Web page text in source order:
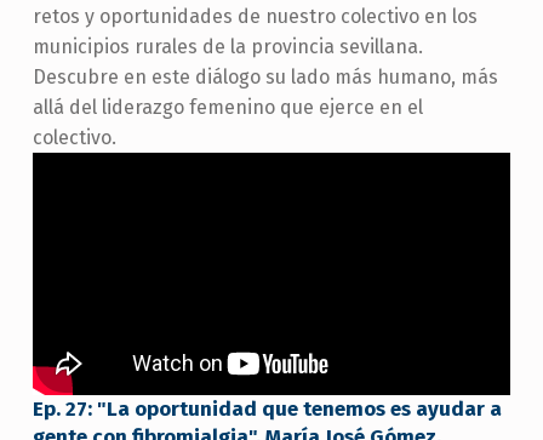
retos y oportunidades de nuestro colectivo en los
municipios rurales de la provincia sevillana.
Descubre en este diálogo su lado más humano, más
allá del liderazgo femenino que ejerce en el
colectivo.
Ep. 27: "La oportunidad que tenemos es ayudar a